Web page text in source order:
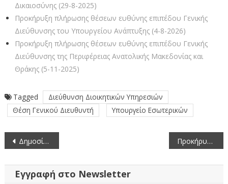
Δικαιοσύνης (29-8-2025)
Προκήρυξη πλήρωσης θέσεων ευθύνης επιπέδου Γενικής
Διεύθυνσης του Υπουργείου Ανάπτυξης (4-8-2026)
Προκήρυξη πλήρωσης θέσεων ευθύνης επιπέδου Γενικής
Διεύθυνσης της Περιφέρειας Ανατολικής Μακεδονίας και
Θράκης (5-11-2025)
Tagged
Διεύθυνση Διοικητικών Υπηρεσιών
Θέση Γενικού Διευθυντή
Υπουργείο Εσωτερικών
Πλοήγηση
άρθρων
Δημοσίευση πέμπτου ενημερωτικού δελτίου (newsletter) της Αντιπεριφέρειας Τουρισμού, Πολιτισμού και Περιβάλλοντος Προκήρυξη πλήρωσης μίας (1) θέσης ευθύνης επιπέδου Γενικής Διεύθυνσης της Κεντρικής Υπηρεσίας του Υπουργείου Υγείας (14-11-2025)
Εγγραφή στο Newsletter